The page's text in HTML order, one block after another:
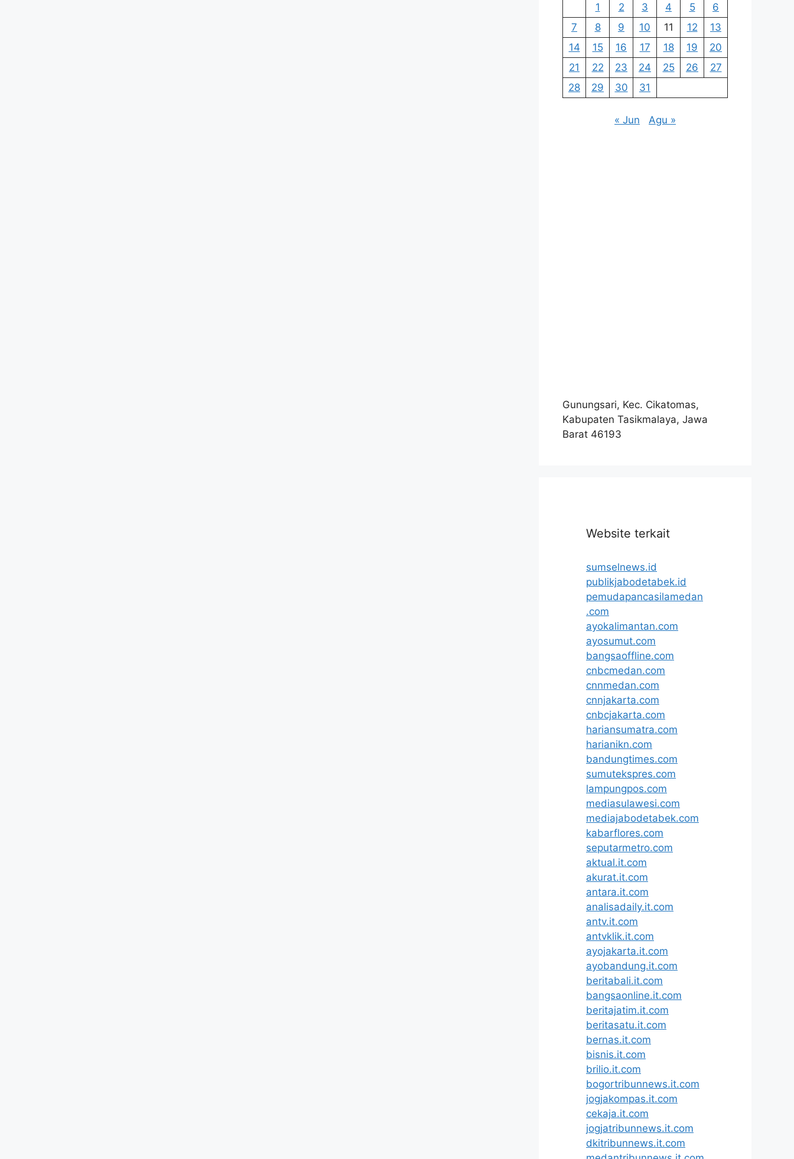
1
2 3 4 5
6
7
8 9 10 11 12
13
14
15 16 17 18 19
20
21
22 23 24 25 26
27
28
29 30 31
« Jun Agu »
Gunungsari, Kec. Cikatomas,
Kabupaten Tasikmalaya, Jawa
Barat 46193
Website terkait
sumselnews.id
publikjabodetabek.id
pemudapancasilamedan
.com
ayokalimantan.com
ayosumut.com
bangsaoffline.com
cnbcmedan.com
cnnmedan.com
cnnjakarta.com
cnbcjakarta.com
hariansumatra.com
harianikn.com
bandungtimes.com
sumutekspres.com
lampungpos.com
mediasulawesi.com
mediajabodetabek.com
kabarflores.com
seputarmetro.com
aktual.it.com
akurat.it.com
antara.it.com
analisadaily.it.com
antv.it.com
antvklik.it.com
ayojakarta.it.com
ayobandung.it.com
beritabali.it.com
bangsaonline.it.com
beritajatim.it.com
beritasatu.it.com
bernas.it.com
bisnis.it.com
brilio.it.com
bogortribunnews.it.com
jogjakompas.it.com
cekaja.it.com
jogjatribunnews.it.com
dkitribunnews.it.com